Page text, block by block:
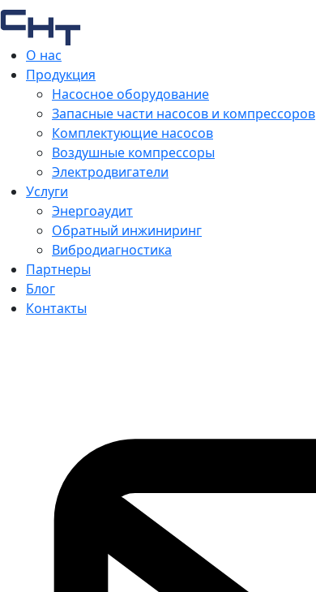
О нас
Продукция
Насосное оборудование
Запасные части насосов и компрессоров
Комплектующие насосов
Воздушные компрессоры
Электродвигатели
Услуги
Энергоаудит
Обратный инжиниринг
Вибродиагностика
Партнеры
Блог
Контакты